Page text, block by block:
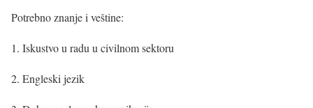
Potrebno znanje i veštine:
1. Iskustvo u radu u civilnom sektoru
2. Engleski jezik